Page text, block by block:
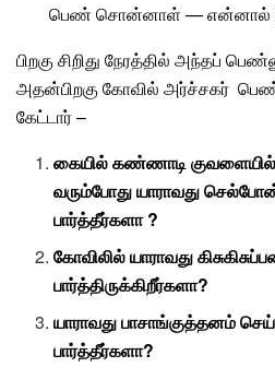
பெண் சொன்னாள் — என்னால்
பிறகு சிறிது நேரத்தில் அந்தப்
அதன்பிறகுகோவில் அர்ச்சகர்
கேட்டார் –
கையில் கண்ணாடி
வரும்போது யாராவது
பார்த்தீர்களா ?
கோவிலில் யாராவது
பார்த்திருக்கிறீர்களா?
யாராவது பாசாங்குத்தனம்
பார்த்தீர்களா?